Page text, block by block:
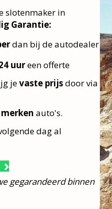
slotenmaker in
Garantie:
dan bij de autodealer
uureen offerte
jevaste prijsdoor via
auto's.
dag al
gegarandeerd binnen